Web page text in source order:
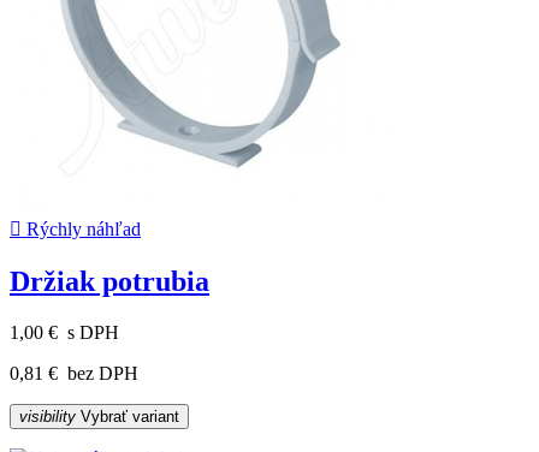
 Rýchly náhľad
Držiak potrubia
1,00 € s DPH
0,81 € bez DPH
visibility Vybrať variant